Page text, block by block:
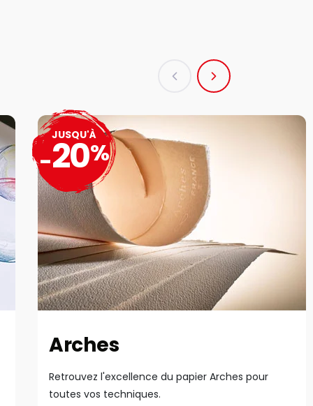
Arches
Retrouvez l'excellence du papier Arches pour
toutes vos techniques.
JUSQU'À
-20%